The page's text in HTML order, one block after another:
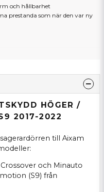
och hållbarhet
prestanda som när den var ny
HÖGER /
2017-2022
till Aixam
och Minauto
(S9) från